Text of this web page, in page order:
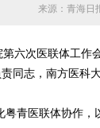
来源：青海
次医联体工作
同志，南方医科
医联体协作，